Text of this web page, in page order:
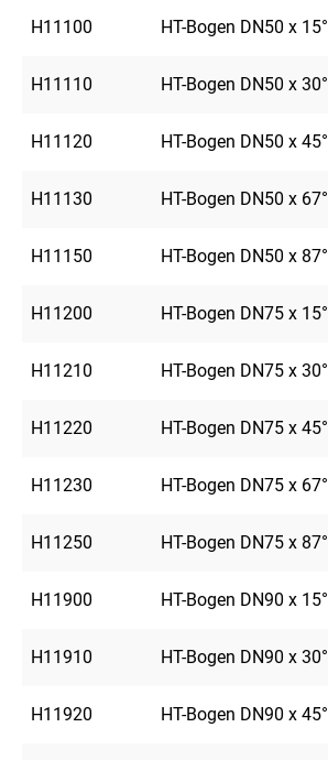
H11100 HT-Bogen DN50 x 15°
H11110 HT-Bogen DN50 x 30°
H11120 HT-Bogen DN50 x 45°
H11130 HT-Bogen DN50 x 67°
H11150 HT-Bogen DN50 x 87°
H11200 HT-Bogen DN75 x 15°
H11210 HT-Bogen DN75 x 30°
H11220 HT-Bogen DN75 x 45°
H11230 HT-Bogen DN75 x 67°
H11250 HT-Bogen DN75 x 87°
H11900 HT-Bogen DN90 x 15°
H11910 HT-Bogen DN90 x 30°
H11920 HT-Bogen DN90 x 45°